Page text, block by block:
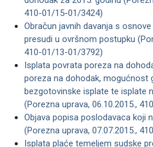
410-01/15-01/3424)
Obračun javnih davanja s
presudi u ovršnom postupku
410-01/13-01/3792)
Isplata povrata poreza na
poreza na dohodak, mogućnost
bezgotovinske isplate te isplate
(Porezna uprava, 06.10.2015.,
Objava popisa poslodavaca koji
(Porezna uprava, 07.07.2015.,
Isplata plaće temeljem sudske